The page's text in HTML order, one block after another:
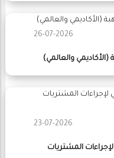
26-07-2026
(الأكاديمي والعالمي)
23-07-2026
المشتريات